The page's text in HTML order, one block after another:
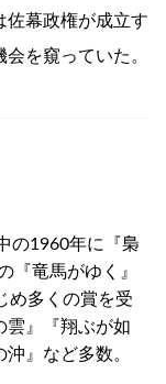
佐幕政権が成立す
を窺っていた。
の1960年に『梟
『竜馬がゆく』
め多くの賞を受
雲』『翔ぶが如
』など多数。